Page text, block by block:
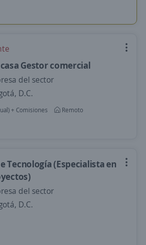
Gestor comercial
del sector
D.C.
+ Comisiones
Remoto
Tecnología (Especialista en
del sector
D.C.